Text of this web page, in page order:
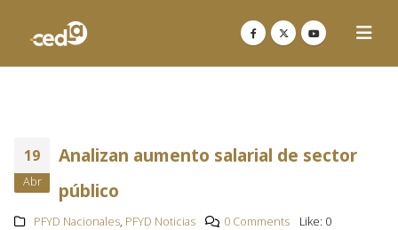
19
Abr
Analizan aumento salarial de sector
público
PFYD Nacionales, PFYD Noticias 0 Comments Like: 0